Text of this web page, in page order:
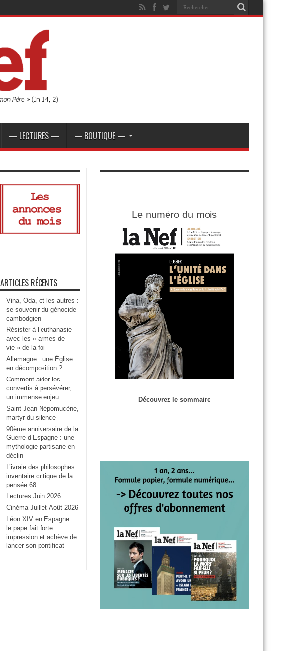
— LECTURES — — BOUTIQUE —
ARTICLES RÉCENTS
Vina, Oda, et les autres :
se souvenir du génocide
cambodgien
Résister à l’euthanasie
avec les « armes de
vie » de la foi
Allemagne : une Église
en décomposition ?
Comment aider les
convertis à persévérer,
un immense enjeu
Saint Jean Népomucène,
martyr du silence
90ème anniversaire de la
Guerre d’Espagne : une
mythologie partisane en
déclin
L’ivraie des philosophes :
inventaire critique de la
pensée 68
Lectures Juin 2026
Cinéma Juillet-Août 2026
Léon XIV en Espagne :
le pape fait forte
impression et achève de
lancer son pontificat
Le numéro du mois
Découvrez le sommaire